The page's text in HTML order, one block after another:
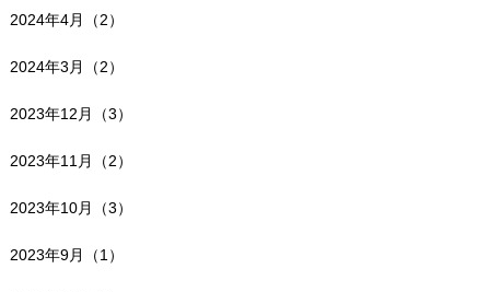
2024年4月（2）
2024年3月（2）
2023年12月（3）
2023年11月（2）
2023年10月（3）
2023年9月（1）